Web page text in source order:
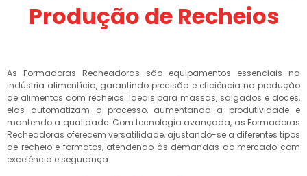
Produção de Recheios
As Formadoras Recheadoras são equipamentos essenciais na
indústria alimentícia, garantindo precisão e eficiência na produção
de alimentos com recheios. Ideais para massas, salgados e doces,
elas automatizam o processo, aumentando a produtividade e
mantendo a qualidade. Com tecnologia avançada, as Formadoras
Recheadoras oferecem versatilidade, ajustando-se a diferentes tipos
de recheio e formatos, atendendo às demandas do mercado com
excelência e segurança.